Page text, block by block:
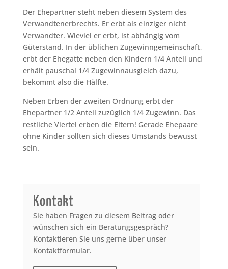
Der Ehepartner steht neben diesem System des
Verwandtenerbrechts. Er erbt als einziger nicht
Verwandter. Wieviel er erbt, ist abhängig vom
Güterstand. In der üblichen Zugewinngemeinschaft,
erbt der Ehegatte neben den Kindern 1/4 Anteil und
erhält pauschal 1/4 Zugewinnausgleich dazu,
bekommt also die Hälfte.
Neben Erben der zweiten Ordnung erbt der
Ehepartner 1/2 Anteil zuzüglich 1/4 Zugewinn. Das
restliche Viertel erben die Eltern! Gerade Ehepaare
ohne Kinder sollten sich dieses Umstands bewusst
sein.
Kontakt
Sie haben Fragen zu diesem Beitrag oder
wünschen sich ein Beratungsgespräch?
Kontaktieren Sie uns gerne über unser
Kontaktformular.